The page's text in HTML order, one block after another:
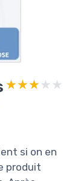
★★★★★
★★★★★
si on en
produit